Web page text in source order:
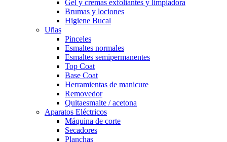
Gel y cremas exfoliantes y limpiadora
Brumas y lociones
Higiene Bucal
Uñas
Pinceles
Esmaltes normales
Esmaltes semipermanentes
Top Coat
Base Coat
Herramientas de manicure
Removedor
Quitaesmalte / acetona
Aparatos Eléctricos
Máquina de corte
Secadores
Planchas